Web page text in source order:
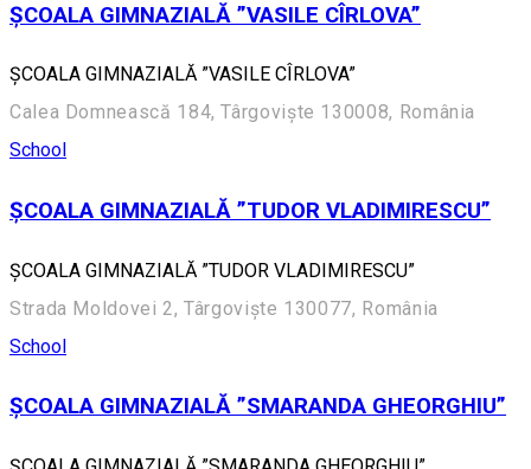
ȘCOALA GIMNAZIALĂ ”VASILE CÎRLOVA”
ȘCOALA GIMNAZIALĂ ”VASILE CÎRLOVA”
Calea Domnească 184, Târgoviște 130008, România
School
ȘCOALA GIMNAZIALĂ ”TUDOR VLADIMIRESCU”
ȘCOALA GIMNAZIALĂ ”TUDOR VLADIMIRESCU”
Strada Moldovei 2, Târgoviște 130077, România
School
ȘCOALA GIMNAZIALĂ ”SMARANDA GHEORGHIU”